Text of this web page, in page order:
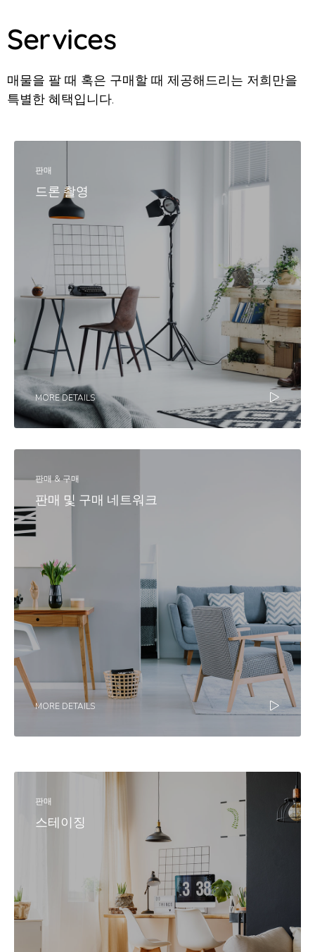
Services
매물을 팔 때 혹은 구매할 때 제공해드리는 저희만을
특별한 혜택입니다.
판매
드론 촬영
MORE DETAILS
판매 & 구매
판매 및 구매 네트워크
MORE DETAILS
판매
스테이징